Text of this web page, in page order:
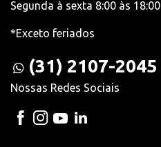
Segunda à sexta 8:00 às 18:00
*Exceto feriados
(31) 2107-2045
Nossas Redes Sociais